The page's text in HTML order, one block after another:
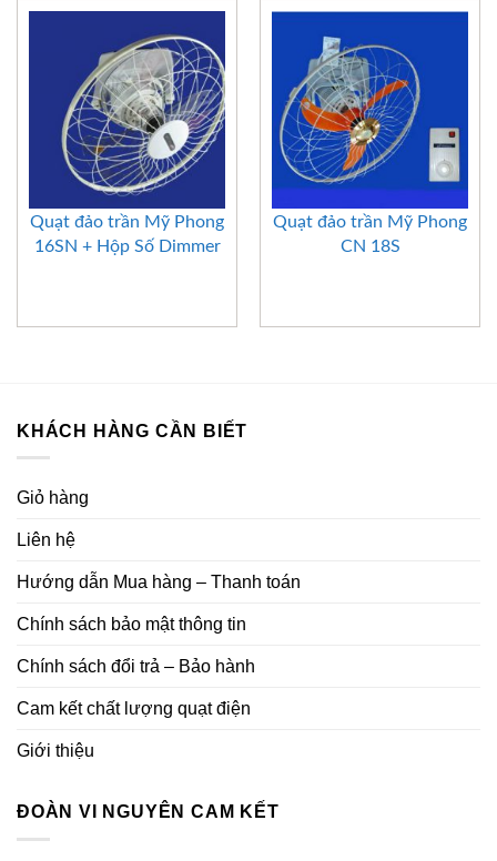
Quạt đảo trần Mỹ Phong
16SN + Hộp Số Dimmer
Quạt đảo trần Mỹ Phong
CN 18S
KHÁCH HÀNG CẦN BIẾT
Giỏ hàng
Liên hệ
Hướng dẫn Mua hàng – Thanh toán
Chính sách bảo mật thông tin
Chính sách đổi trả – Bảo hành
Cam kết chất lượng quạt điện
Giới thiệu
ĐOÀN VI NGUYÊN CAM KẾT